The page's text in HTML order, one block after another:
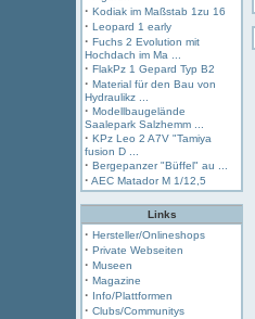
· Kodiak im Maßstab 1zu 16
· Leopard 1 early
· Fuchs 2 Evolution mit
Hochdach im Ma ...
· FlakPz 1 Gepard Typ B2
· Material für den Bau von
Hydraulikz ...
· Modellbaugelände
Saalepark Salzhemm ...
· KPz Leo 2 A7V "Tamiya
fusion D ...
· Bergepanzer "Büffel" au ...
· AEC Matador M 1/12,5
Links
· Hersteller/Onlineshops
· Private Webseiten
· Museen
· Magazine
· Info/Plattformen
· Clubs/Communitys